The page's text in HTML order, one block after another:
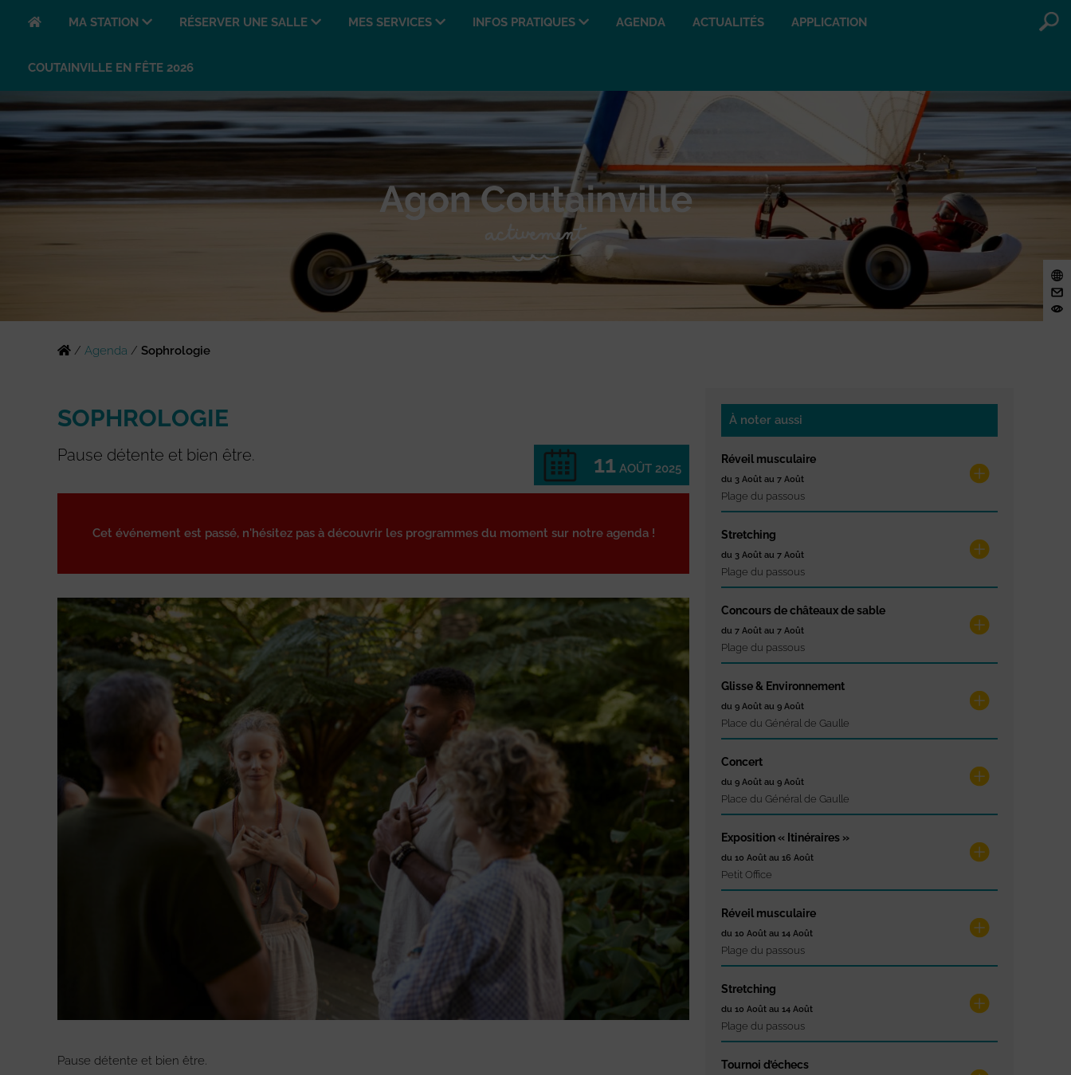
MA STATION RÉSERVER UNE SALLE MES SERVICES INFOS PRATIQUES AGENDA ACTUALITÉS APPLICATION
COUTAINVILLE EN FÊTE 2026
/ Agenda / Sophrologie
SOPHROLOGIE
Pause détente et bien être. 11 AOÛT 2025
Cet événement est passé, n'hésitez pas à découvrir les programmes du moment sur notre agenda !
Pause détente et bien être.
À noter aussi
Réveil musculaire
du 3 Août au 7 Août
Plage du passous
Stretching
du 3 Août au 7 Août
Plage du passous
Concours de châteaux de sable
du 7 Août au 7 Août
Plage du passous
Glisse & Environnement
du 9 Août au 9 Août
Place du Général de Gaulle
Concert
du 9 Août au 9 Août
Place du Général de Gaulle
Exposition « Itinéraires »
du 10 Août au 16 Août
Petit Office
Réveil musculaire
du 10 Août au 14 Août
Plage du passous
Stretching
du 10 Août au 14 Août
Plage du passous
Tournoi d’échecs